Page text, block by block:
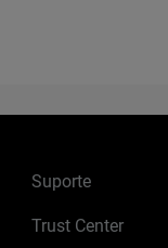
Suporte
Trust Center